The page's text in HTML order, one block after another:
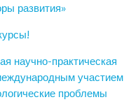
развития»
научно-практическая
участием
проблемы